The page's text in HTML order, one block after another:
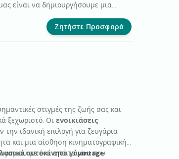
είναι να δημιουργήσουμε μια
όχημα και το ύφος που ταιριάζει
Ζητήστε Προσφορά
στιγμές της ζωής σας και
ξεχωριστό. Οι ενοικιάσεις
την ιδανική επιλογή για ζευγάρια
και μια αίσθηση κινηματογραφικής
αυτοκίνητα γάμουπου
με ένα από ταvintage